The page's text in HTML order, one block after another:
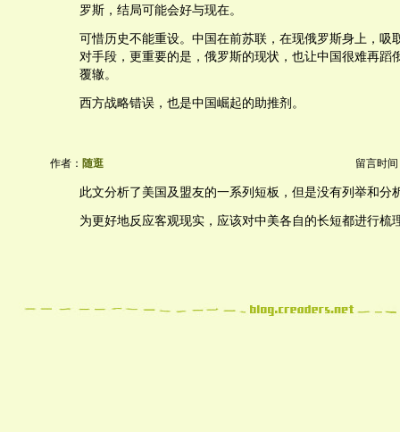
罗斯，结局可能会好与现在。
可惜历史不能重设。中国在前苏联，在现俄罗斯身上，吸
对手段，更重要的是，俄罗斯的现状，也让中国很难再蹈
覆辙。
西方战略错误，也是中国崛起的助推剂。
作者： 随逛 留言时间
此文分析了美国及盟友的一系列短板，但是没有列举和分
为更好地反应客观现实，应该对中美各自的长短都进行梳